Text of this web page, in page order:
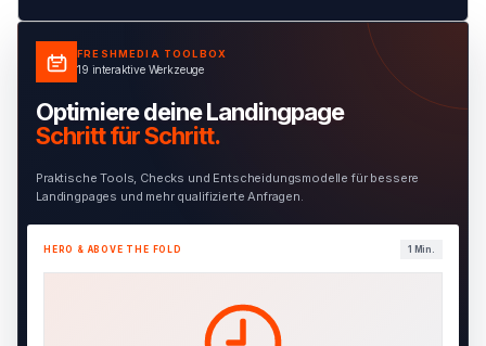
FRESHMEDIA TOOLBOX
19 interaktive Werkzeuge
Optimiere deine Landingpage
Schritt für Schritt.
Praktische Tools, Checks und Entscheidungsmodelle für bessere
Landingpages und mehr qualifizierte Anfragen.
HERO & ABOVE THE FOLD 1 Min.